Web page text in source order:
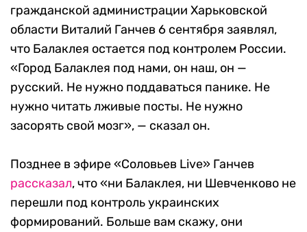
гражданской администрации Харьковской
области Виталий Ганчев 6 сентября заявлял,
что Балаклея остается под контролем России.
«Город Балаклея под нами, он наш, он —
русский. Не нужно поддаваться панике. Не
нужно читать лживые посты. Не нужно
засорять свой мозг», — сказал он.
Позднее в эфире «Соловьев Live» Ганчев
рассказал, что «ни Балаклея, ни Шевченково не
перешли под контроль украинских
формирований. Больше вам скажу, они